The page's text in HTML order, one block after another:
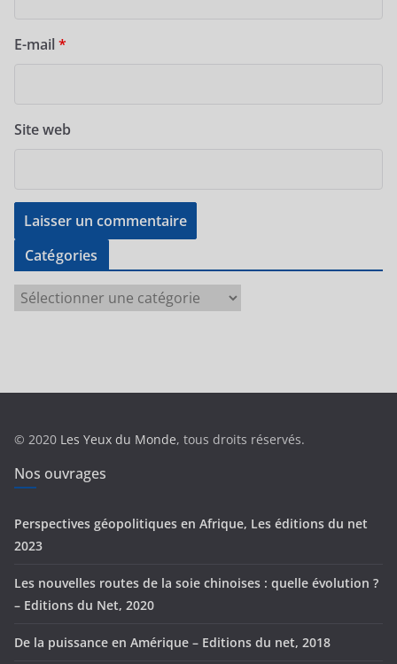
E-mail *
Site web
Catégories
a
e
s
© 2020 Les Yeux du Monde, tous droits réservés.
Nos ouvrages
Perspectives géopolitiques en Afrique, Les éditions du net
2023
Les nouvelles routes de la soie chinoises : quelle évolution ?
– Editions du Net, 2020
De la puissance en Amérique – Editions du net, 2018